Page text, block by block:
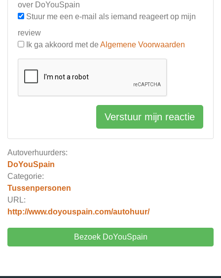
Autoverhuurders:
DoYouSpain
Categorie:
Tussenpersonen
URL:
http://www.doyouspain.com/autohuur/
Bezoek DoYouSpain
over DoYouSpain
Stuur me een e-mail als iemand reageert op mijn
review
Ik ga akkoord met de Algemene Voorwaarden
Verstuur mijn reactie